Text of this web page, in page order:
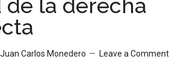
de la derecha
Juan Carlos Monedero Leave a Comment